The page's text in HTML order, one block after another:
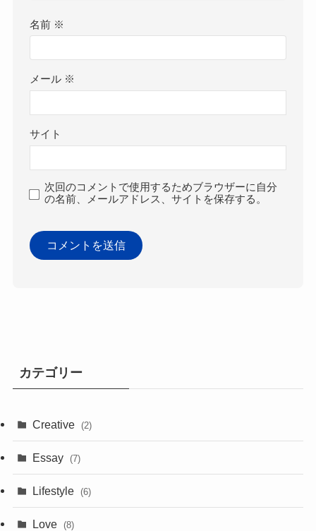
名前 ※
メール ※
サイト
次回のコメントで使用するためブラウザーに自分
の名前、メールアドレス、サイトを保存する。
カテゴリー
Creative (2)
Essay (7)
Lifestyle (6)
Love (8)